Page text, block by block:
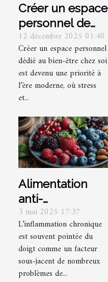
Créer un espace
personnel de
bien-être :
conseils
essentiels
12 décembre 2025 01:40
Créer un espace personnel
dédié au bien-être chez soi
est devenu une priorité à
l’ère moderne, où stress
et...
Alimentation
anti-
inflammatoire
quels aliments
privilégier pour
réduire
l'inflammation
3 mai 2025 17:37
L’inflammation chronique
est souvent pointée du
doigt comme un facteur
sous-jacent de nombreux
problèmes de...